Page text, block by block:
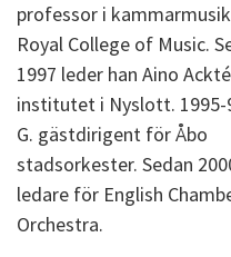
professor i
Royal College of Music.
1997 leder han Aino
institutet i Nyslott. 1995-
G. gästdirigent för Åbo
stadsorkester. Sedan
ledare för English
Orchestra.